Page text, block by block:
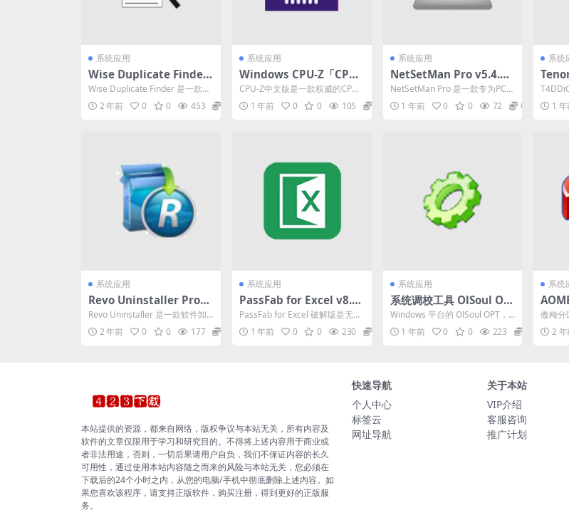
系统应用
Wise Duplicate Finder
(重复文件删除软件) v2.1.
3.64 中文破解便携式版
Wise Duplicate Finder 是一款高
度专业化的程序，旨在搜索并
删...2 年前 0 0 453
系统应用
Windows CPU-Z「CPU
检测工具」v2.14.0 简体
中文汉化版
CPU-Z中文版是一款权威的CPU
处理器检测工具.CPU-Z最新版CP
U检测工具...
1 年前 0 0 105
系统应用
NetSetMan Pro v5.4.0
网络切换工具激活版下载
NetSetMan Pro 是一款专为PC电
脑打造的网络设置管理工具，支
持Win...
1 年前 0 0 72 0
系统
软件
工智能
复受损
1
系统应用
Revo Uninstaller Pro
(卸载工具) v5.3.5 中文便
携式版
Revo Uninstaller 是一款软件卸
载工具。用于删除计算机上安装
的不需...
2 年前 0 0 177
系统应用
PassFab for Excel v8.5.
14.2 Excel文件密码破解
恢复工具中文激活版下载
PassFab for Excel 破解版是无忧
软件网为大家搜集分享的一款功
能强...1 年前 0 0 230
系统应用
系统调校工具 OlSoul OP
T 2025.04.01中文版
Windows 平台的 OlSoul OPT，
该软件是5ilr绿软最新搜集整理
的...1 年前 0 0 223
系统
ant
手简
件
傲梅
2
本站提供的资源，都来自网络，版权争议与本站无关，所有内容及
软件的文章仅限用于学习和研究目的。不得将上述内容用于商业或
者非法用途，否则，一切后果请用户自负，我们不保证内容的长久
可用性，通过使用本站内容随之而来的风险与本站无关，您必须在
下载后的24个小时之内，从您的电脑/手机中彻底删除上述内容。如
果您喜欢该程序，请支持正版软件，购买注册，得到更好的正版服
务。
快速导航
个人中心
标签云
网址导航
关于本站
VIP介绍
客服咨询
推广计划